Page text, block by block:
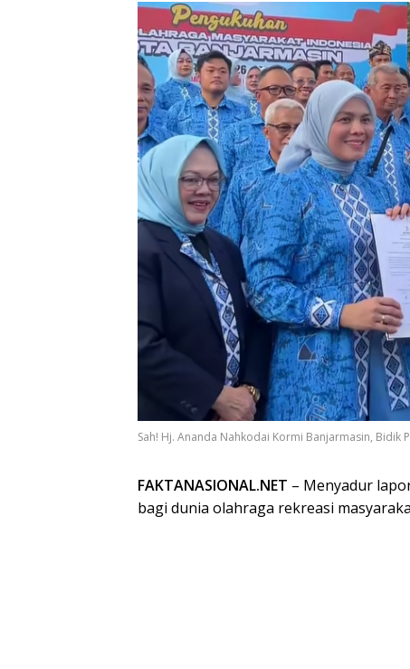
Sah! Hj. Ananda Nahkodai Kormi Banjarmasin, Bidik
FAKTANASIONAL.NET – Menyadur
bagi dunia olahraga rekreasi